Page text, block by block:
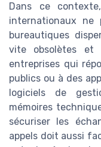
Dans ce
internationaux ne
bureautiques
vite obsolètes et
entreprises qui
publics ou à des
logiciels de
mémoires
sécuriser les
appels doit aussi